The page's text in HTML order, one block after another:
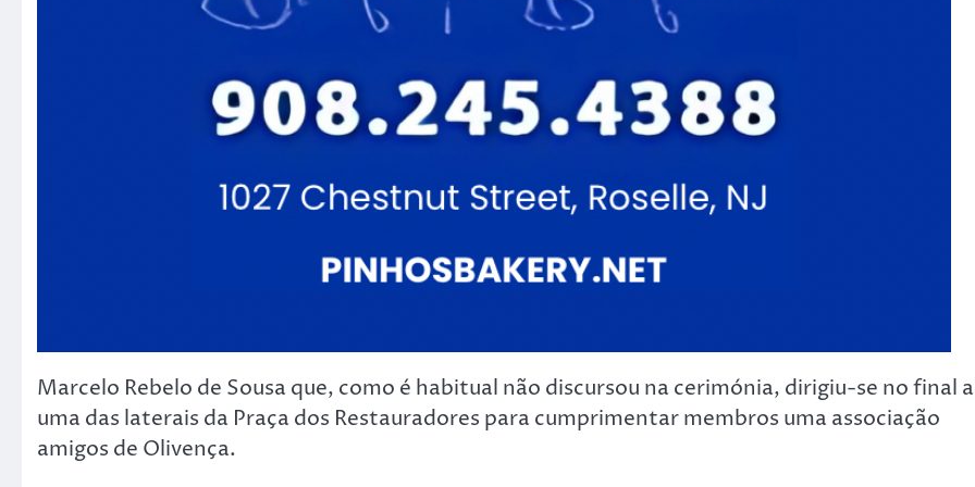
Marcelo Rebelo de Sousa que, como é habitual não discursou na cerimónia, dirigiu-se no final a
uma das laterais da Praça dos Restauradores para cumprimentar membros uma associação
amigos de Olivença.